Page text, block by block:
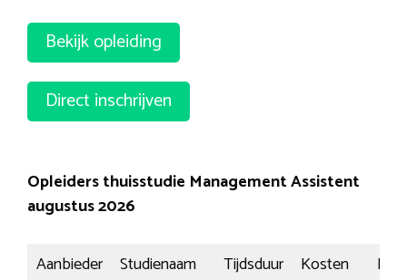
Bekijk opleiding
Direct inschrijven
Opleiders thuisstudie Management Assistent
augustus 2026
Aanbieder Studienaam Tijdsduur Kosten